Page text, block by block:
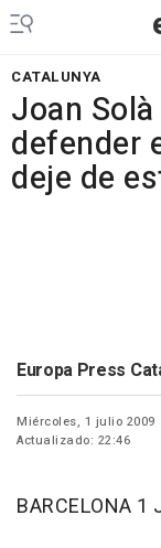
CATALUNYA
Joan
defender
deje de
Europa Press
Miércoles, 1 julio 2009
Actualizado: 22:46
BARCELONA 1